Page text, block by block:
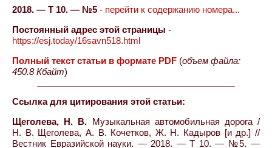
2018. — Т 10. — №5 - перейти к содержанию номера...
Постоянный адрес этой страницы -
https://esj.today/16savn518.html
Полный текст статьи в формате PDF (объем файла:
450.8 Кбайт)
Ссылка для цитирования этой статьи:
Щеголева, Н. В. Музыкальная автомобильная дорога /
Н. В. Щеголева, А. В. Кочетков, Ж. Н. Кадыров [и др.] //
Вестник Евразийской науки. — 2018. — Т 10. — №5. —